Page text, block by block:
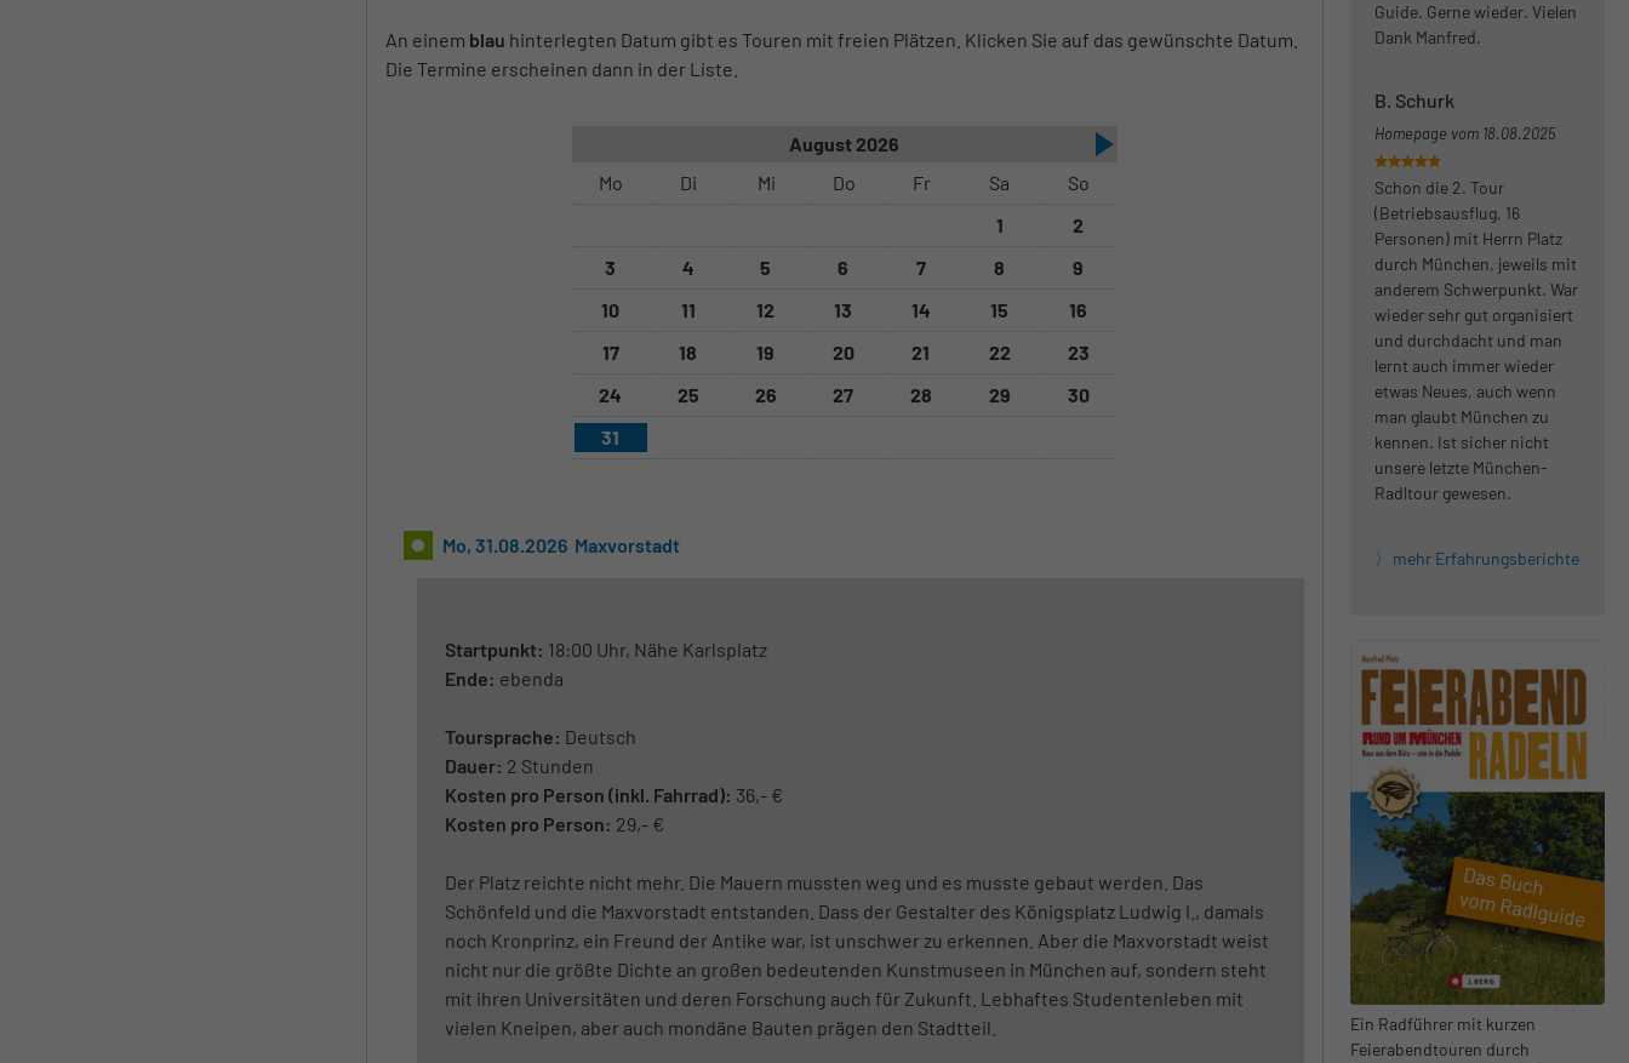
An einem blau hinterlegten Datum gibt es Touren mit freien Plätzen. Klicken Sie auf das gewünschte Datum.
Die Termine erscheinen dann in der Liste.
August 2026
Mo
Di Mi Do Fr Sa
So
1
2
3
4 5 6 7 8
9
10
11 12 13 14 15
16
17
18 19 20 21 22
23
24
25 26 27 28 29
30
31
Mo, 31.08.2026 Maxvorstadt
Startpunkt:
18:00 Uhr, Nähe Karlsplatz
Ende: ebenda
Toursprache: Deutsch
Dauer: 2 Stunden
Kosten pro Person (inkl. Fahrrad): 36,- €
Kosten pro Person: 29,- €
Der Platz reichte nicht mehr. Die Mauern mussten weg und es musste gebaut werden. Das
Schönfeld und die Maxvorstadt entstanden. Dass der Gestalter des Königsplatz Ludwig I., damals
noch Kronprinz, ein Freund der Antike war, ist unschwer zu erkennen. Aber die Maxvorstadt weist
nicht nur die größte Dichte an großen bedeutenden Kunstmuseen in München auf, sondern steht
mit ihren Universitäten und deren Forschung auch für Zukunft. Lebhaftes Studentenleben mit
vielen Kneipen, aber auch mondäne Bauten prägen den Stadtteil.
Guide. Gerne wieder. Vielen
Dank Manfred.
B. Schurk
Homepage vom 18.08.2025
Schon die 2. Tour
(Betriebsausflug, 16
Personen) mit Herrn Platz
durch München, jeweils mit
anderem Schwerpunkt. War
wieder sehr gut organisiert
und durchdacht und man
lernt auch immer wieder
etwas Neues, auch wenn
man glaubt München zu
kennen. Ist sicher nicht
unsere letzte München-
Radltour gewesen.
mehr Erfahrungsberichte
Ein Radführer mit kurzen
Feierabendtouren durch